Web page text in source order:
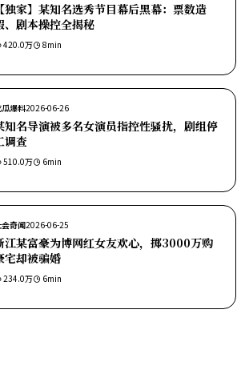
【独家】某知名选秀节目幕后黑幕：票数造
、剧本操控全揭秘
420.0万 8min
爆料2026-06-26
知名导演被多名女演员指控性骚扰，剧组停
调查
510.0万 6min
奇闻2026-06-25
江某富豪为博网红女友欢心，掷3000万购
宅却被骗婚
234.0万 6min